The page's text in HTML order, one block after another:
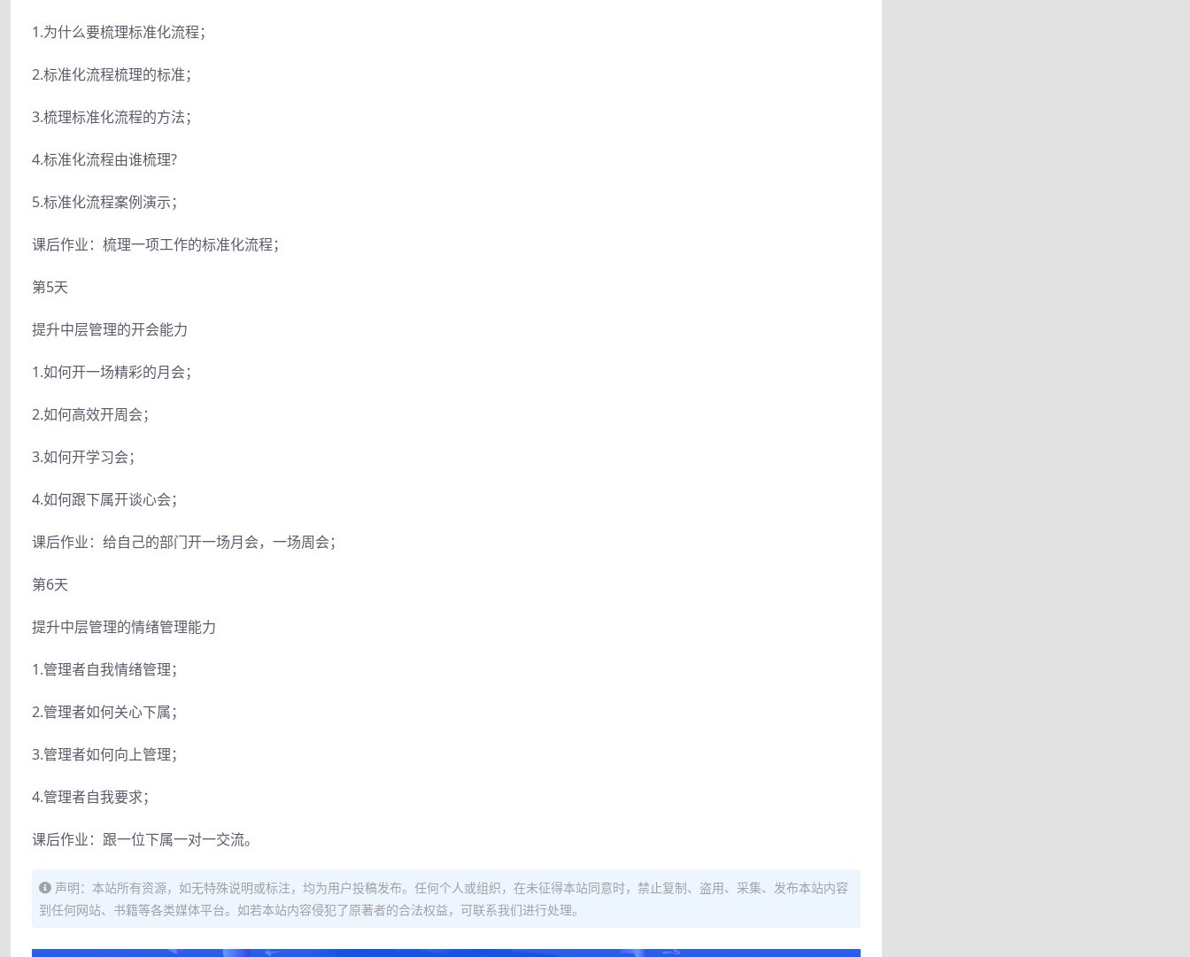
1.为什么要梳理标准化流程；
2.标准化流程梳理的标准；
3.梳理标准化流程的方法；
4.标准化流程由谁梳理?
5.标准化流程案例演示；
课后作业：梳理一项工作的标准化流程；
第5天
提升中层管理的开会能力
1.如何开一场精彩的月会；
2.如何高效开周会；
3.如何开学习会；
4.如何跟下属开谈心会；
课后作业：给自己的部门开一场月会，一场周会；
第6天
提升中层管理的情绪管理能力
1.管理者自我情绪管理；
2.管理者如何关心下属；
3.管理者如何向上管理；
4.管理者自我要求；
课后作业：跟一位下属一对一交流。
声明：本站所有资源，如无特殊说明或标注，均为用户投稿发布。任何个人或组织，在未征得本站同意时，禁止复制、盗用、采集、发布本站内容
到任何网站、书籍等各类媒体平台。如若本站内容侵犯了原著者的合法权益，可联系我们进行处理。